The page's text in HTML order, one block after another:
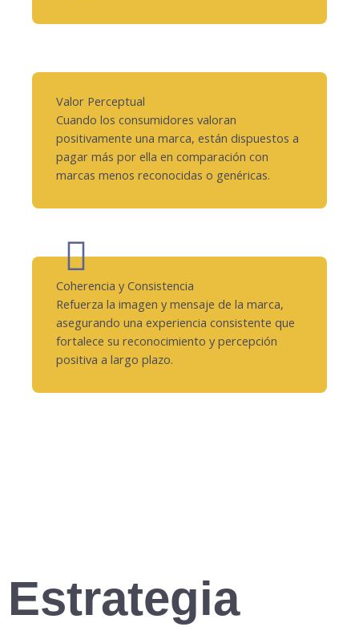
Valor Perceptual
Cuando los consumidores valoran
positivamente una marca, están dispuestos a
pagar más por ella en comparación con
marcas menos reconocidas o genéricas.
Coherencia y Consistencia
Refuerza la imagen y mensaje de la marca,
asegurando una experiencia consistente que
fortalece su reconocimiento y percepción
positiva a largo plazo.
Estrategia